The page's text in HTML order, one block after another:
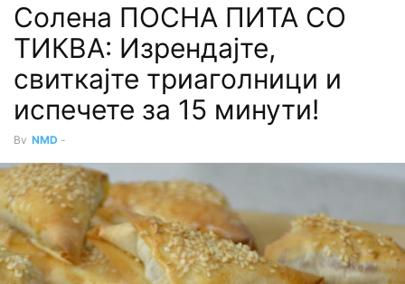
Солена ПОСНА ПИТА СО
ТИКВА: Изрендајте,
свиткајте триаголници и
испечете за 15 минути!
By NMD -